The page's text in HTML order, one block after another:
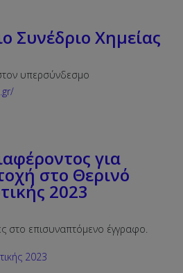
Συνέδριο Χημείας
υπερσύνδεσμο
για
στο Θερινό
2023
στο επισυναπτόμενο έγγραφο.
2023